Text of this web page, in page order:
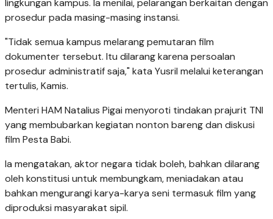
prosedur pada masing-masing instansi.
"Tidak semua kampus melarang pemutaran film
dokumenter tersebut. Itu dilarang karena persoalan
prosedur administratif saja," kata Yusril melalui keterangan
tertulis, Kamis.
Menteri HAM Natalius Pigai menyoroti tindakan prajurit TNI
yang membubarkan kegiatan nonton bareng dan diskusi
film Pesta Babi.
Ia mengatakan, aktor negara tidak boleh, bahkan dilarang
oleh konstitusi untuk membungkam, meniadakan atau
bahkan mengurangi karya-karya seni termasuk film yang
diproduksi masyarakat sipil.